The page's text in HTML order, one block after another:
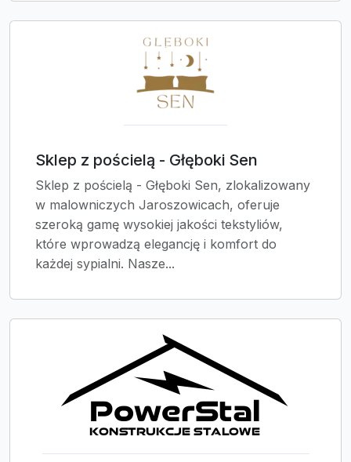
Sklep z pościelą - Głęboki Sen
Sklep z pościelą - Głęboki Sen, zlokalizowany
w malowniczych Jaroszowicach, oferuje
szeroką gamę wysokiej jakości tekstyliów,
które wprowadzą elegancję i komfort do
każdej sypialni. Nasze...